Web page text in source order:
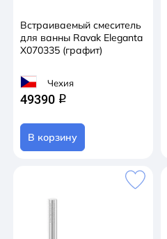
Встраиваемый смеситель
для ванны Ravak Eleganta
X070335 (графит)
Чехия
49390 q
В корзину